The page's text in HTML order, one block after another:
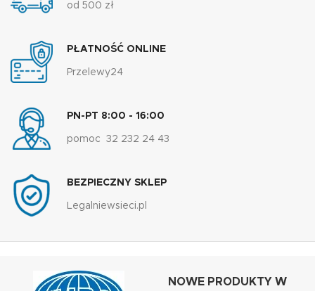
od 500 zł
PŁATNOŚĆ ONLINE
Przelewy24
PN-PT 8:00 - 16:00
pomoc 32 232 24 43
BEZPIECZNY SKLEP
Legalniewsieci.pl
NOWE PRODUKTY W